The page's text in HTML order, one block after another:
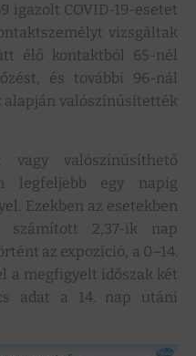
igazolt COVID-19-esetet
vizsgáltak
élő kontaktból 65-nél
és további 96-nál
alapján valószínűsítették
valószínűsíthető
legfeljebb egy napig
Ezekben az esetekben
számított 2,37-ik nap
az expozíció, a 0–14.
a megfigyelt időszak két
adat a 14. nap utáni